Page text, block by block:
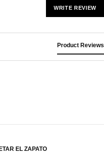
WRITE REVIEW
Product Reviews
EL ZAPATO